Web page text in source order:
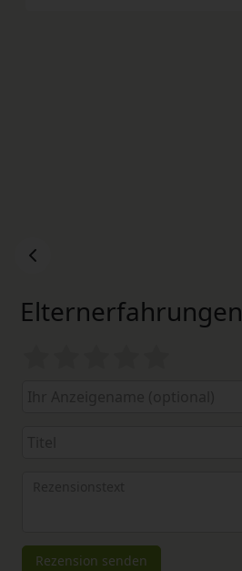
Elternerfahrungen
Rezensionstext
Rezension senden